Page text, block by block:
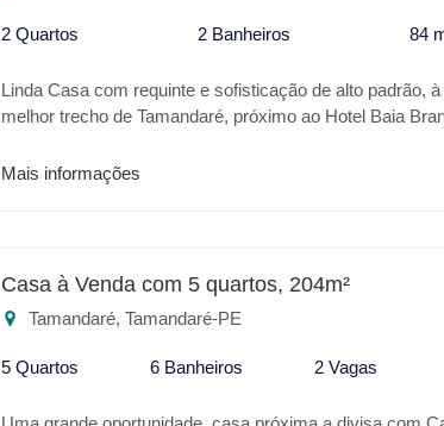
2 Quartos 2 Banheiros 84
Linda Casa com requinte e sofisticação de alto padrão,
melhor trecho de Tamandaré, próximo ao Hotel Baia
cozinha, cortinas automatizada, iluminação
Mais informações
Casa à Venda com 5 quartos, 204m²
Tamandaré, Tamandaré-PE
5 Quartos 6 Banheiros 2 Vagas